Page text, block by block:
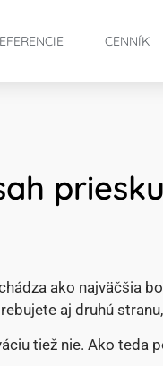
CENNÍK
ako najväčšia
aj druhú
tiež nie. Ako teda